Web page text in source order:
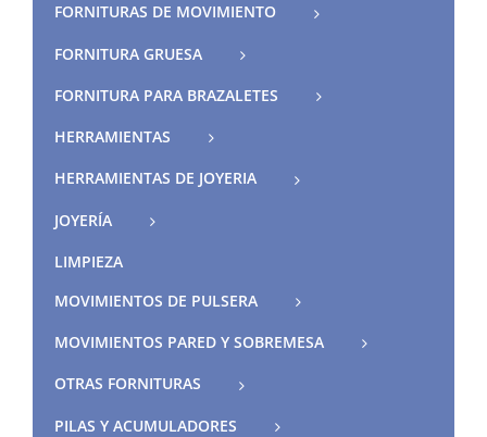
FORNITURAS DE MOVIMIENTO
FORNITURA GRUESA
FORNITURA PARA BRAZALETES
HERRAMIENTAS
HERRAMIENTAS DE JOYERIA
JOYERÍA
LIMPIEZA
MOVIMIENTOS DE PULSERA
MOVIMIENTOS PARED Y SOBREMESA
OTRAS FORNITURAS
PILAS Y ACUMULADORES